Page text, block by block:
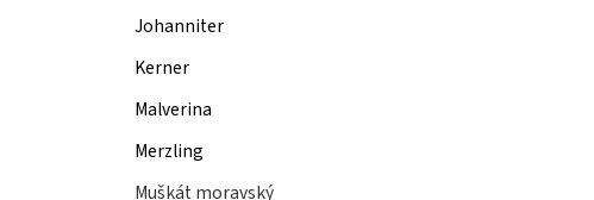
Johanniter
Kerner
Malverina
Merzling
Muškát moravský